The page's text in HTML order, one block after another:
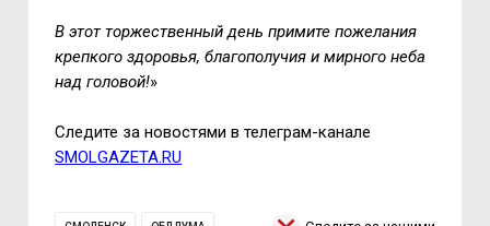
В этот торжественный день примите пожелания
крепкого здоровья, благополучия и мирного неба
над головой!»
Следите за новостями в телеграм-канале
SMOLGAZETA.RU